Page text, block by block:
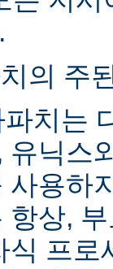
의 주
치는
유닉스
사용하
항상,
식 프로